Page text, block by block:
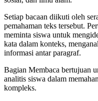
Setiap bacaan diikuti oleh
pemahaman teks tersebut.
meminta siswa untuk
kata dalam konteks,
informasi antar paragraf.
Bagian Membaca bertujuan
analitis siswa dalam
kompleks.